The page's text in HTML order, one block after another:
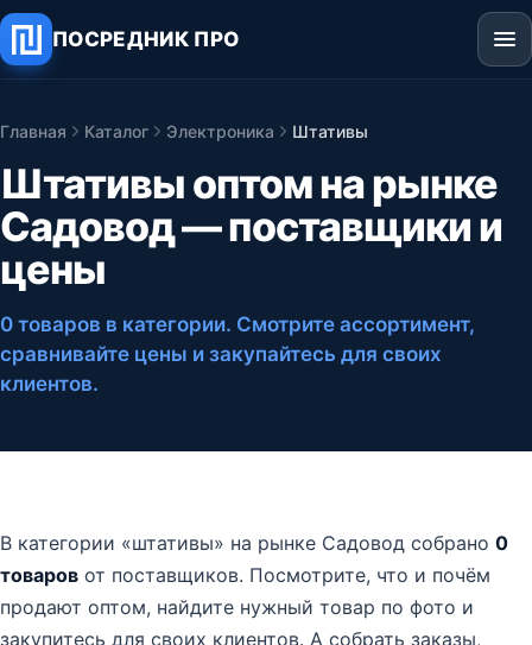
ПОСРЕДНИК ПРО
Главная Каталог Электроника Штативы
Штативы оптом на рынке
Садовод — поставщики и
цены
0 товаров в категории. Смотрите ассортимент,
сравнивайте цены и закупайтесь для своих
клиентов.
В категории «штативы» на рынке Садовод собрано 0
товаров от поставщиков. Посмотрите, что и почём
продают оптом, найдите нужный товар по фото и
закупитесь для своих клиентов. А собрать заказы,